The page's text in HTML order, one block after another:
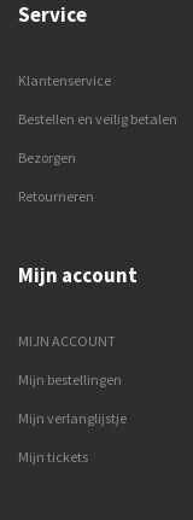
Service
Klantenservice
Bestellen en veilig betalen
Bezorgen
Retourneren
Mijn account
MIJN ACCOUNT
Mijn bestellingen
Mijn verlanglijstje
Mijn tickets